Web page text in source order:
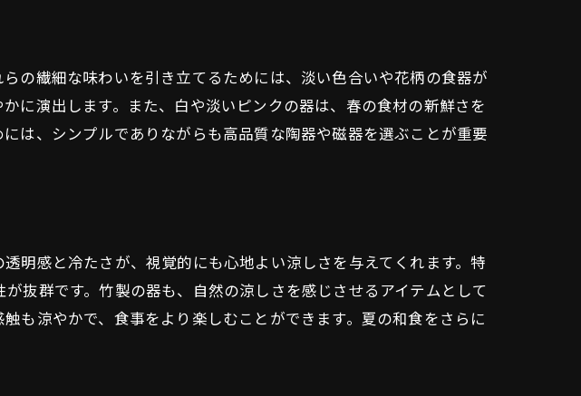
食器
の四季折々の食器選び
の工夫
特徴
びのポイント
器
の繊細な味わいを引き立てるためには、淡い色合いや花柄の食器が
に演出します。また、白や淡いピンクの器は、春の食材の新鮮さを
は、シンプルでありながらも高品質な陶器や磁器を選ぶことが重要
明感と冷たさが、視覚的にも心地よい涼しさを与えてくれます。特
抜群です。竹製の器も、自然の涼しさを感じさせるアイテムとして
も涼やかで、食事をより楽しむことができます。夏の和食をさらに